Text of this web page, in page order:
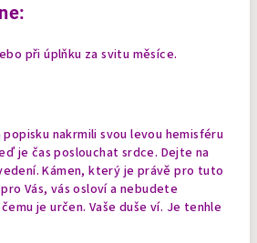
při úplňku za svitu měsíce.
nakrmili svou levou hemisféru
je čas poslouchat srdce. Dejte na
Kámen, který je právě pro tuto
Vás, vás osloví a nebudete
je určen. Vaše duše ví. Je tenhle